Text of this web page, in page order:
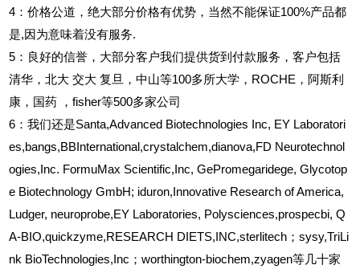
4 ：价格公道，绝大部分价格有优势，当然不能保证100%产品都
是,因为意味着没有服务.
5 ：良好的信誉，大部分客户我们提供货到付款服务，客户包括
清华，北大 交大 复旦，中山等100多所大学，ROCHE，阿斯利
康，国药
，fisher等500多家公司
6 ：我们还是Santa,Advanced Biotechnologies Inc, EY Laboratori
es,bangs,BBInternational,crystalchem,dianova,FD Neurotechnol
ogies,Inc. FormuMax Scientific,Inc, GePromegaridege, Glycotop
e Biotechnology GmbH; iduron,Innovative Research of America,
Ludger, neuroprobe,EY Laboratories, Polysciences,prospecbi, Q
A-BIO,quickzyme,RESEARCH DIETS,INC,sterlitech；sysy,TriLi
nk BioTechnologies,Inc；worthington-biochem,zyagen等几十家